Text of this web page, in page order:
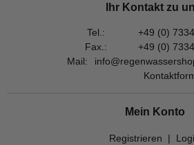
Ihr Kontakt zu
Tel.:
+49 (0)
Fax.:
+49 (0)
Mail:
Mein Konto
Registrieren |